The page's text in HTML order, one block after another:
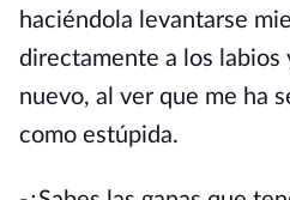
haciéndola levantarse
directamente a los labios
nuevo, al ver que me ha
como estúpida.